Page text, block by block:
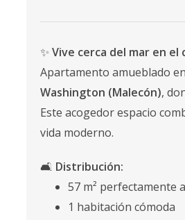
✨ Vive cerca del mar en el
Apartamento amueblado
Washington (Malecón),
Este acogedor espacio
vida moderno.
🛋️ Distribución:
57 m² perfectamente
1 habitación cómoda